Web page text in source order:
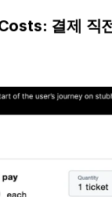
결제 직